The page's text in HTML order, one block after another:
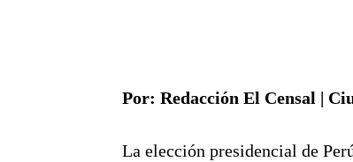
Por: Redacción El Censal |
La elección presidencial de